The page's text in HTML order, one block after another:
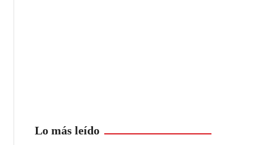
Lo más leído